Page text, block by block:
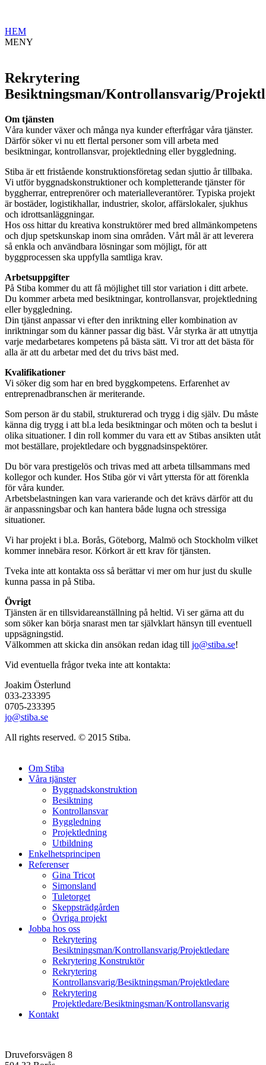
HEM
MENY
Rekrytering
Besiktningsman/Kontrollansvarig/
Om tjänsten
Våra kunder växer och många nya kunder efterfrågar våra tjänster.
Därför söker vi nu ett flertal personer som vill arbeta med
besiktningar, kontrollansvar, projektledning eller byggledning.
Stiba är ett fristående konstruktionsföretag sedan sjuttio år tillbaka.
Vi utför byggnadskonstruktioner och kompletterande tjänster för
byggherrar, entreprenörer och materialleverantörer. Typiska projekt
är bostäder, logistikhallar, industrier, skolor, affärslokaler, sjukhus
och idrottsanläggningar.
Hos oss hittar du kreativa konstruktörer med bred allmänkompetens
och djup spetskunskap inom sina områden. Vårt mål är att leverera
så enkla och användbara lösningar som möjligt, för att
byggprocessen ska uppfylla samtliga krav.
Arbetsuppgifter
På Stiba kommer du att få möjlighet till stor variation i ditt arbete.
Du kommer arbeta med besiktningar, kontrollansvar, projektledning
eller byggledning.
Din tjänst anpassar vi efter den inriktning eller kombination av
inriktningar som du känner passar dig bäst. Vår styrka är att utnyttja
varje medarbetares kompetens på bästa sätt. Vi tror att det bästa för
alla är att du arbetar med det du trivs bäst med.
Kvalifikationer
Vi söker dig som har en bred byggkompetens. Erfarenhet av
entreprenadbranschen är meriterande.
Som person är du stabil, strukturerad och trygg i dig själv. Du måste
känna dig trygg i att bl.a leda besiktningar och möten och ta beslut i
olika situationer. I din roll kommer du vara ett av Stibas ansikten utåt
mot beställare, projektledare och byggnadsinspektörer.
Du bör vara prestigelös och trivas med att arbeta tillsammans med
kollegor och kunder. Hos Stiba gör vi vårt yttersta för att förenkla
för våra kunder.
Arbetsbelastningen kan vara varierande och det krävs därför att du
är anpassningsbar och kan hantera både lugna och stressiga
situationer.
Vi har projekt i bl.a. Borås, Göteborg, Malmö och Stockholm vilket
kommer innebära resor. Körkort är ett krav för tjänsten.
Tveka inte att kontakta oss så berättar vi mer om hur just du skulle
kunna passa in på Stiba.
Övrigt
Tjänsten är en tillsvidareanställning på heltid. Vi ser gärna att du
som söker kan börja snarast men tar självklart hänsyn till eventuell
uppsägningstid.
Välkommen att skicka din ansökan redan idag till jo@stiba.se!
Vid eventuella frågor tveka inte att kontakta:
Joakim Österlund
033-233395
0705-233395
jo@stiba.se
All rights reserved. © 2015 Stiba.
Om Stiba
Våra tjänster
Byggnadskonstruktion
Besiktning
Kontrollansvar
Byggledning
Projektledning
Utbildning
Enkelhetsprincipen
Referenser
Gina Tricot
Simonsland
Tuletorget
Skeppsträdgården
Övriga projekt
Jobba hos oss
Rekrytering
Besiktningsman/Kontrollansvarig/Projektledare
Rekrytering Konstruktör
Rekrytering
Kontrollansvarig/Besiktningsman/Projektledare
Rekrytering
Projektledare/Besiktningsman/Kontrollansvarig
Kontakt
Druveforsvägen 8